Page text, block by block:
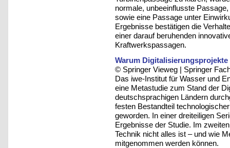
normale, unbeeinflusste
sowie eine Passage unter
Ergebnisse bestätigen die
einer darauf beruhenden
Kraftwerkspassagen.
Warum
© Springer Vieweg | Springer
Das iwe-Institut für Wasser und
eine Metastudie zum Stand der
deutschsprachigen Ländern
festen Bestandteil
geworden. In einer dreiteiligen
Ergebnisse der Studie. Im
Technik nicht alles ist – und wie
mitgenommen werden können.